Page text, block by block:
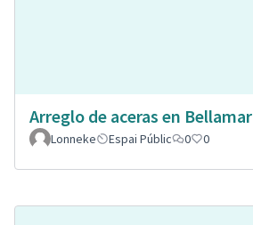
Arreglo de aceras en Bellamar
Lonneke
Espai Públic 0 0